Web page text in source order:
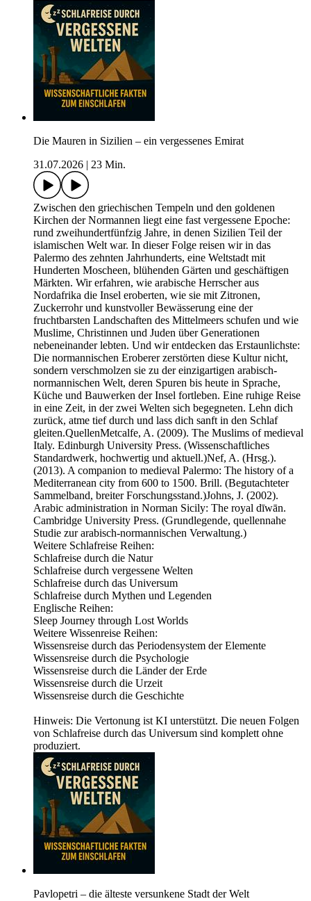
Die Mauren in Sizilien – ein vergessenes Emirat
31.07.2026
23 Min.
Zwischen den griechischen Tempeln und den goldenen
Kirchen der Normannen liegt eine fast vergessene Epoche:
rund zweihundertfünfzig Jahre, in denen Sizilien Teil der
islamischen Welt war. In dieser Folge reisen wir in das
Palermo des zehnten Jahrhunderts, eine Weltstadt mit
Hunderten Moscheen, blühenden Gärten und geschäftigen
Märkten. Wir erfahren, wie arabische Herrscher aus
Nordafrika die Insel eroberten, wie sie mit Zitronen,
Zuckerrohr und kunstvoller Bewässerung eine der
fruchtbarsten Landschaften des Mittelmeers schufen und wie
Muslime, Christinnen und Juden über Generationen
nebeneinander lebten. Und wir entdecken das Erstaunlichste:
Die normannischen Eroberer zerstörten diese Kultur nicht,
sondern verschmolzen sie zu der einzigartigen arabisch-
normannischen Welt, deren Spuren bis heute in Sprache,
Küche und Bauwerken der Insel fortleben. Eine ruhige Reise
in eine Zeit, in der zwei Welten sich begegneten. Lehn dich
zurück, atme tief durch und lass dich sanft in den Schlaf
gleiten.QuellenMetcalfe, A. (2009). The Muslims of medieval
Italy. Edinburgh University Press. (Wissenschaftliches
Standardwerk, hochwertig und aktuell.)Nef, A. (Hrsg.).
(2013). A companion to medieval Palermo: The history of a
Mediterranean city from 600 to 1500. Brill. (Begutachteter
Sammelband, breiter Forschungsstand.)Johns, J. (2002).
Arabic administration in Norman Sicily: The royal dīwān.
Cambridge University Press. (Grundlegende, quellennahe
Studie zur arabisch-normannischen Verwaltung.)
Weitere Schlafreise Reihen:
⁠⁠⁠⁠Schlafreise durch die Natur⁠⁠⁠⁠
⁠⁠⁠⁠Schlafreise durch vergessene Welten⁠⁠⁠⁠
⁠⁠⁠⁠Schlafreise durch das Universum⁠⁠⁠⁠
⁠⁠⁠⁠Schlafreise durch Mythen und Legenden⁠⁠⁠⁠
Englische Reihen:
⁠⁠⁠⁠Sleep Journey through Lost Worlds⁠⁠⁠⁠
Weitere Wissenreise Reihen:
⁠⁠⁠Wissensreise durch das Periodensystem der Elemente⁠⁠⁠⁠
⁠⁠⁠⁠Wissensreise durch die Psychologie⁠⁠⁠⁠
⁠⁠⁠⁠Wissensreise durch die Länder der Erde⁠⁠⁠⁠
⁠⁠⁠⁠Wissensreise durch die Urzeit⁠⁠⁠⁠
⁠⁠⁠⁠Wissensreise durch die Geschichte⁠⁠⁠
Hinweis: Die Vertonung ist KI unterstützt. Die neuen Folgen
von Schlafreise durch das Universum sind komplett ohne
produziert.
Pavlopetri – die älteste versunkene Stadt der Welt